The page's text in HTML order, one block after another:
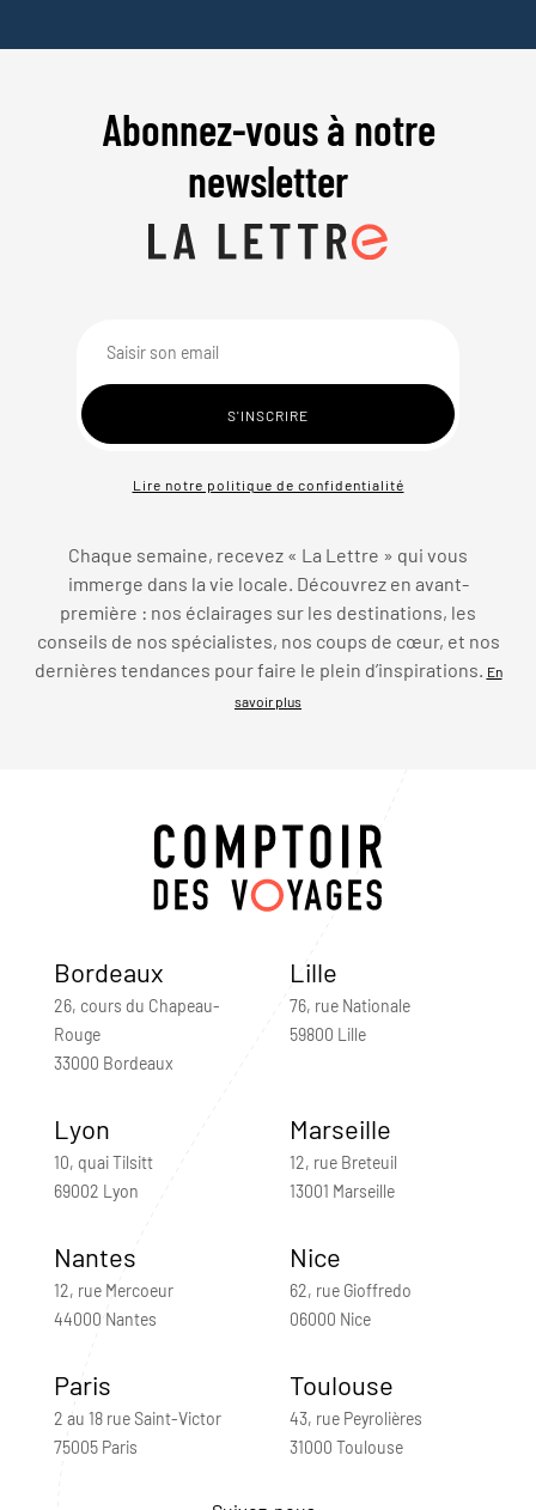
Abonnez-vous à notre
newsletter
Lire notre politique de confidentialité
Chaque semaine, recevez « La Lettre » qui vous
immerge dans la vie locale. Découvrez en avant-
première : nos éclairages sur les destinations, les
conseils de nos spécialistes, nos coups de cœur, et nos
dernières tendances pour faire le plein d’inspirations.
En
savoir plus
Bordeaux
26, cours du Chapeau-
Rouge
33000 Bordeaux
Lille
76, rue Nationale
59800 Lille
Lyon
10, quai Tilsitt
69002 Lyon
Marseille
12, rue Breteuil
13001 Marseille
Nantes
12, rue Mercoeur
44000 Nantes
Nice
62, rue Gioffredo
06000 Nice
Paris
2 au 18 rue Saint-Victor
75005 Paris
Toulouse
43, rue Peyrolières
31000 Toulouse